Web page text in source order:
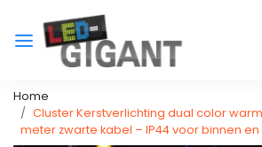
Home
Cluster Kerstverlichting dual color warm
meter zwarte kabel – IP44 voor binnen en